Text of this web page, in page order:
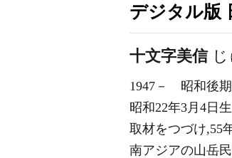
デジタル版
十文字美信
1947－
昭和後期
昭和22年3月4日
取材をつづけ,55
南アジアの山岳